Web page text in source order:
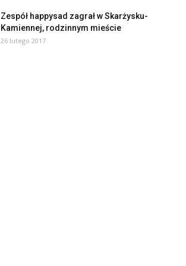
Zespół happysad zagrał w Skarżysku-
Kamiennej, rodzinnym mieście
26 lutego 2017